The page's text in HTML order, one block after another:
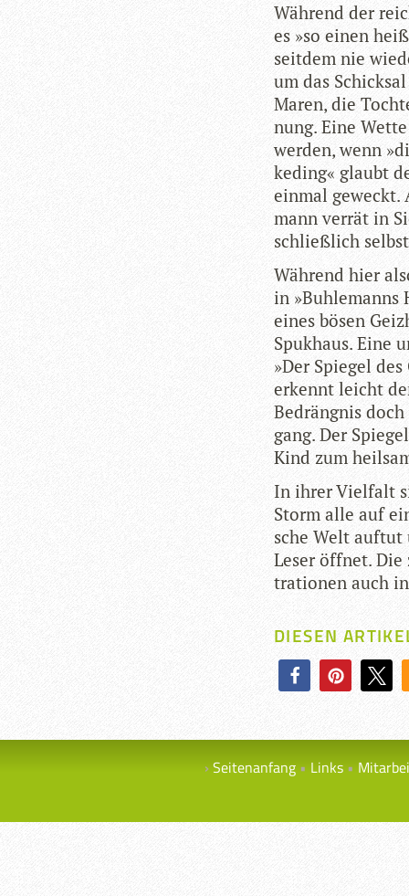
Wäh­rend der
es »so einen
seit­dem nie
um das
Maren, die
nung. Eine
wer­den, wenn
keding« glaubt
ein­mal geweckt.
mann ver­rät in
schließ­lich
Wäh­rend hier
in »Buh­le­manns
eines bösen
Spuk­haus. Eine
»Der Spie­gel
erkennt leicht
Bedräng­nis
gang. Der
Kind zum
In ihrer Viel­falt
Storm alle auf
sche Welt auf­tut
Leser öff­net.
tra­tio­nen auch
DIESEN
Seitenanfang Links